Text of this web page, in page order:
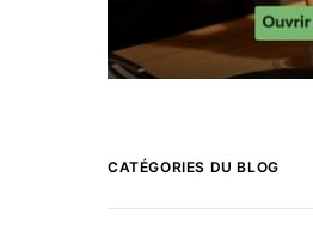
CATÉGORIES DU BLOG